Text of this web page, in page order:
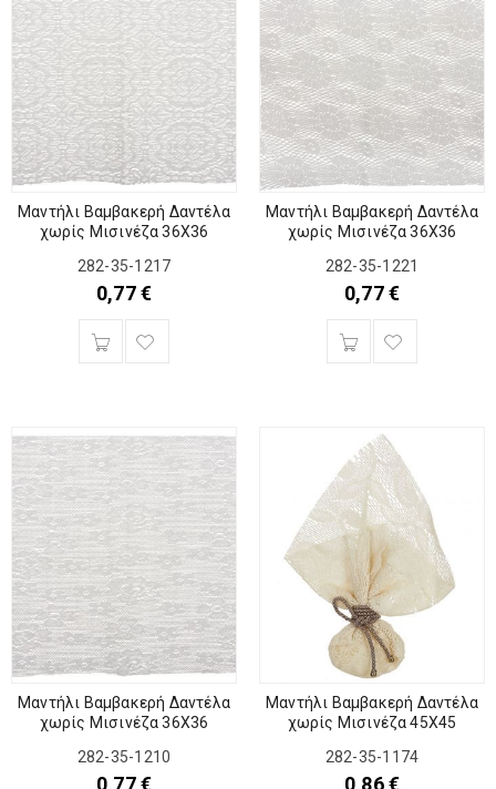
Μαντήλι Βαμβακερή Δαντέλα
χωρίς Μισινέζα 36Χ36
282-35-1217
0,77€
Μαντήλι Βαμβακερή Δαντέλα
χωρίς Μισινέζα 36Χ36
282-35-1221
0,77€
Μαντήλι Βαμβακερή Δαντέλα
χωρίς Μισινέζα 36Χ36
282-35-1210
Μαντήλι Βαμβακερή Δαντέλα
χωρίς Μισινέζα 45Χ45
282-35-1174